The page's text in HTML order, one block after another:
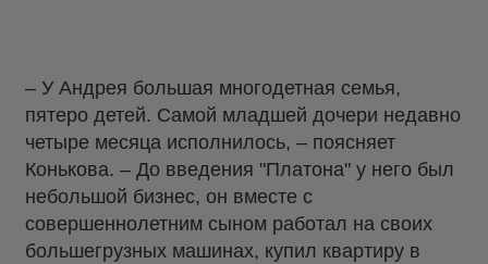
– У Андрея большая многодетная семья,
пятеро детей. Самой младшей дочери недавно
четыре месяца исполнилось, – поясняет
Конькова. – До введения "Платона" у него был
небольшой бизнес, он вместе с
совершеннолетним сыном работал на своих
большегрузных машинах, купил квартиру в